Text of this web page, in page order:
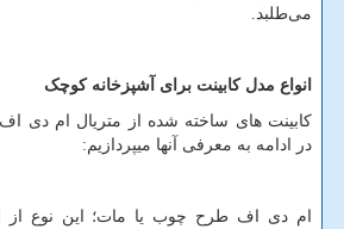
می‌طلبد.
انواع مدل کابینت برای آشپزخانه کوچک
کابینت های ساخته شده از متریال ام دی اف
در ادامه به معرفی آنها میپردازیم:
ام دی اف طرح چوب یا مات؛ این نوع